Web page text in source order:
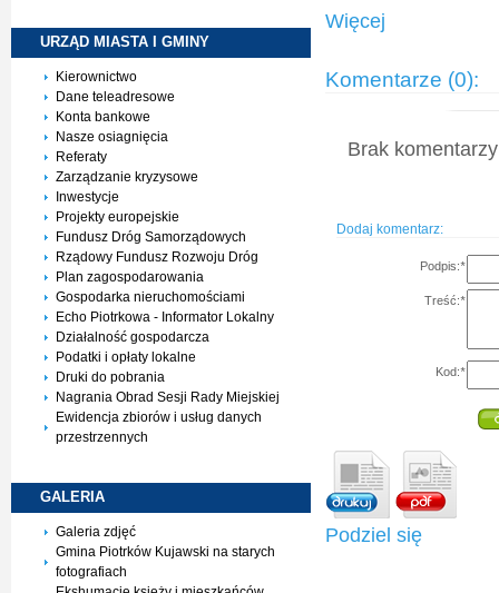
URZĄD MIASTA I GMINY
Kierownictwo
Dane teleadresowe
Konta bankowe
Nasze osiagnięcia
Referaty
Zarządzanie kryzysowe
Inwestycje
Projekty europejskie
Fundusz Dróg Samorządowych
Rządowy Fundusz Rozwoju Dróg
Plan zagospodarowania
Gospodarka nieruchomościami
Echo Piotrkowa - Informator Lokalny
Działalność gospodarcza
Podatki i opłaty lokalne
Druki do pobrania
Nagrania Obrad Sesji Rady Miejskiej
Ewidencja zbiorów i usług danych
przestrzennych
GALERIA
Galeria zdjęć
Gmina Piotrków Kujawski na starych
fotografiach
Więcej
Komentarze (0):
Brak
Dodaj komentarz:
Podpis:*
Treść:*
Kod:*
Podziel się